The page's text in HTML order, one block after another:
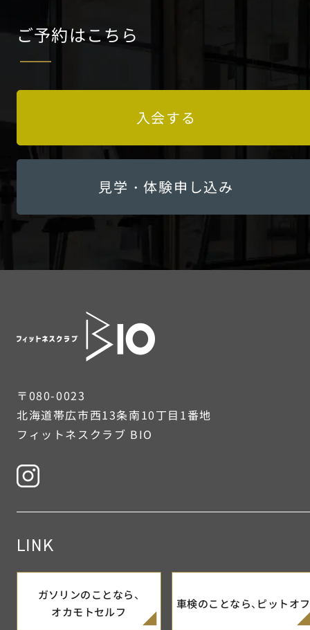
ご予約はこちら
入会する
見学・体験申し込み
〒080-0023
北海道帯広市西13条南10丁目1番地
フィットネスクラブ BIO
LINK
ガソリンのことなら、
オカモトセルフ
車検のことなら、 ピットオフ